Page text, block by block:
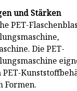
und Stärken
PET-
Die PET-
Formen.